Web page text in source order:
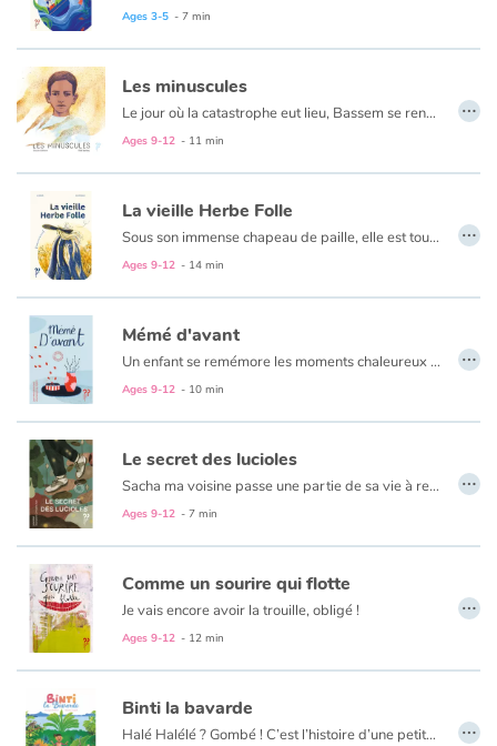
Ages 3-5 - 7 min
Les minuscules
Le jour où la catastrophe eut lieu, Bassem se rendait à l’école. Il n’y avait plus que ruines autour de lui. Autant dire rien... Soudain, dans le silence qui succédait toujours aux déflagrations, il entendit une musique. Au sommet des gravats, un piano. Assis devant l’instrument, un jeune homme jouait...
Ages 9-12 - 11 min
…
La vieille Herbe Folle
Sous son immense chapeau de paille, elle est toujours à l’ombre. Qu’il fasse beau, qu’il neige ou qu’il pleuve en trombe, la petite bonne femme traverse les champs, cahin-caha, le nez au vent. Elle va là où son chemin la mène, là où sa nature la porte. Dans mon village, je m’en souviens, elle est arrivée un jour de poussière. Dans les champs, c’était le jour du grand traitement chimique. On aurait dit que c’était la guerre…
Ages 9-12 - 14 min
…
Mémé d'avant
Un enfant se remémore les moments chaleureux vécus dans la maison de sa grand mère mais ça, c’était avant car aujourd’hui, la grand mère a la maladie d’Alzheimer.
Ages 9-12 - 10 min
…
Le secret des lucioles
Sacha ma voisine passe une partie de sa vie à regarder voler les papillons et à suivre des yeux les araignées. Elle se penche parfois au-dessus de l’étang et caresse le dos des grenouilles ; en fait Sacha est chercheuse en biomimétisme...
Ages 9-12 - 7 min
…
Comme un sourire qui flotte
Je vais encore avoir la trouille, obligé !
Ça fait deux jours qu’on sait
pour la sortie au théâtre et moi,
Ages 9-12 - 12 min
…
Binti la bavarde
Halé Halélé ? Gombé ! C’est l’histoire d’une petite fille si causante si pipelette qu’on l’appelle Binti-la-Bavarde. Ce matin, elle s’interroge :— Que ferai-je plus tard ? Quel sera mon métier ?Bien décidée à le savoir avant le soir, elle mène l’enquête de la plage au marché, du village à la ville...Pêcheuse ou brodeuse ? Boulangère ou taxi ? Alors, Binti, as-tu trouvé ? …